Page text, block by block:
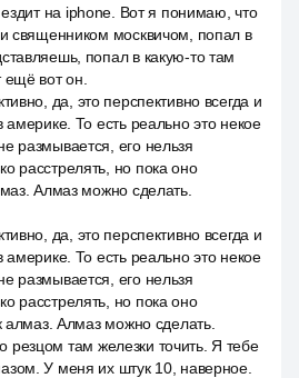
ездит на iphone. Вот я понимаю, что
священником москвичом, попал в
попал в какую-то там
вот он.
да, это перспективно всегда и
То есть реально это некое
размывается, его нельзя
расстрелять, но пока оно
Алмаз можно сделать.
да, это перспективно всегда и
То есть реально это некое
размывается, его нельзя
расстрелять, но пока оно
алмаз. Алмаз можно сделать.
резцом там железки точить. Я тебе
У меня их штук 10, наверное.